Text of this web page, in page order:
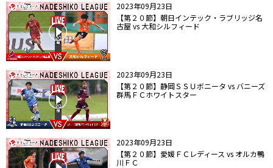
2023年09月23日
【第２０節】朝日インテック・ラブリッジ名
古屋 vs 大和シルフィード
2023年09月23日
【第２０節】静岡ＳＳＵボニータ vs バニーズ
群馬ＦＣホワイトスター
2023年09月23日
【第２０節】愛媛ＦＣレディース vs オルカ鴨
川ＦＣ